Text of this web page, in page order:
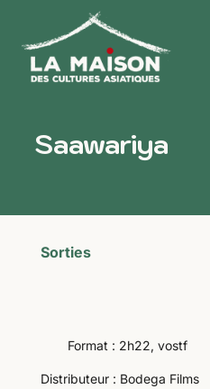
Saawariya
Sorties
Format : 2h22, vostf
Distributeur : Bodega Films